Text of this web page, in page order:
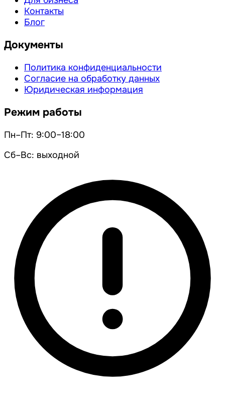
Контакты
Блог
Документы
Политика конфиденциальности
Согласие на обработку данных
Юридическая информация
Режим работы
Пн–Пт: 9:00–18:00
Сб–Вс: выходной